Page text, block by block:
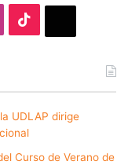
UDLAP dirige
Curso de Verano de